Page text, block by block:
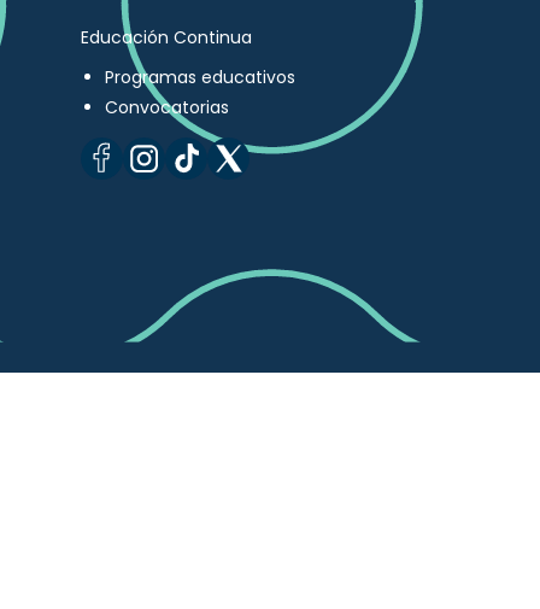
Educación Continua
Programas educativos
Convocatorias